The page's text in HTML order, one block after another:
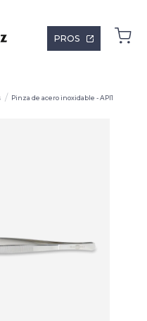
PROS
Pinza de acero inoxidable - API1